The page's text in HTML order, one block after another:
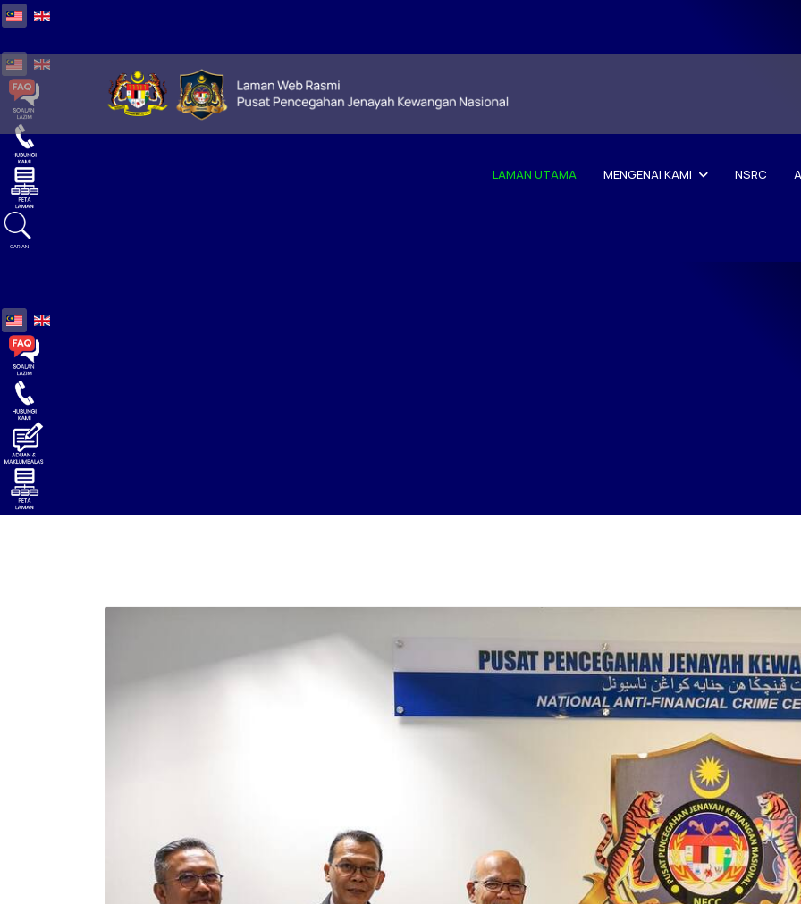
LAMAN UTAMA MENGENAI KAMI NSRC
Select your language
Select your language
CARIAN
Select your language